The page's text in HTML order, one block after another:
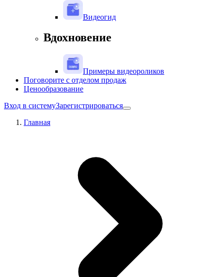
Видеогид
Вдохновение
Примеры видеороликов
Поговорите с отделом продаж
Ценообразование
Вход в системуЗарегистрироваться
Главная